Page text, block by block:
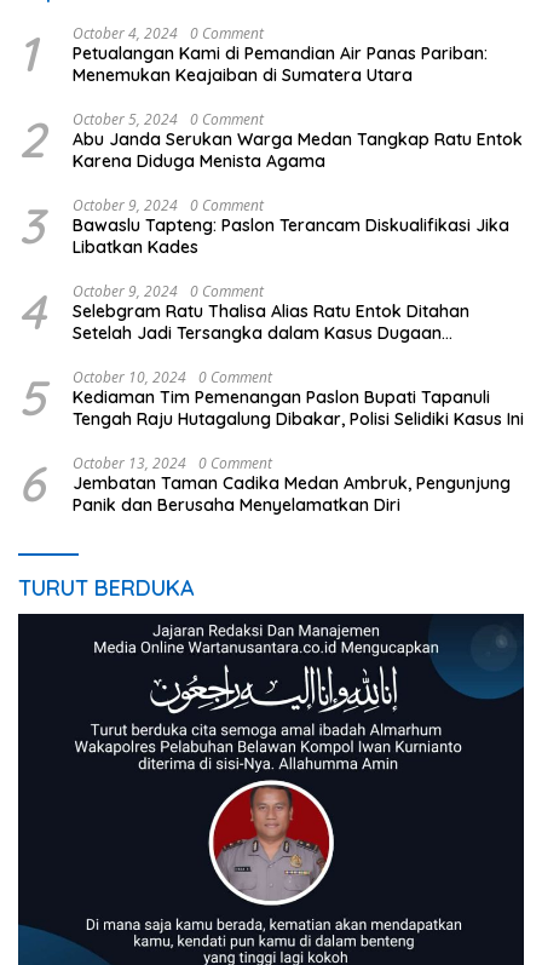
1 October 4, 2024 0 Comment
Petualangan Kami di Pemandian Air Panas Pariban:
Menemukan Keajaiban di Sumatera Utara
2 October 5, 2024 0 Comment
Abu Janda Serukan Warga Medan Tangkap Ratu Entok
Karena Diduga Menista Agama
3 October 9, 2024 0 Comment
Bawaslu Tapteng: Paslon Terancam Diskualifikasi Jika
Libatkan Kades
4 October 9, 2024 0 Comment
Selebgram Ratu Thalisa Alias Ratu Entok Ditahan
Setelah Jadi Tersangka dalam Kasus Dugaan
5 October 10, 2024 0 Comment
Kediaman Tim Pemenangan Paslon Bupati Tapanuli
Tengah Raju Hutagalung Dibakar, Polisi Selidiki Kasus Ini
6 October 13, 2024 0 Comment
Jembatan Taman Cadika Medan Ambruk, Pengunjung
Panik dan Berusaha Menyelamatkan Diri
TURUT BERDUKA